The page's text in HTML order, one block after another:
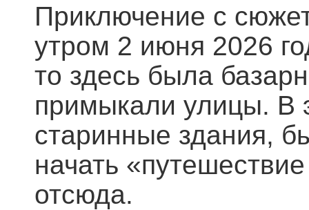
Приключение с
утром 2 июня 2026
то здесь была
примыкали улицы. В
старинные здания,
начать
отсюда.